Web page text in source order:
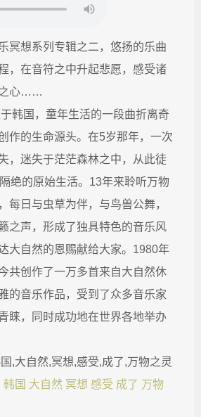
冥想系列专辑之二，悠扬的乐曲
，在音符之中升起悲愿，感受诸
之心……
韩国，童年生活的一段曲折离奇
作的生命源头。在5岁那年，一次
，迷失于茫茫森林之中，从此徒
绝的原始生活。13年来聆听万物
每日与虫草为伴，与鸟兽公舞，
之声，形成了独具特色的音乐风
大自然的恩赐献给大家。1980年
共创作了一万多首来自大自然休
的音乐作品，受到了众多音乐家
睐，同时成功地在世界各地举办
,大自然,冥想,感受,成了,万物之灵
韩国 大自然 冥想 感受 成了 万物